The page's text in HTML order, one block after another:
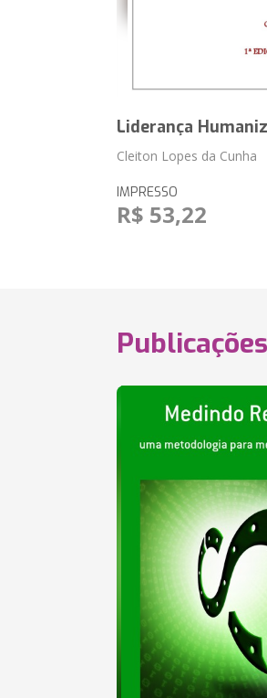
Liderança
Cleiton Lopes da Cunha
IMPRESSO
R$ 53,22